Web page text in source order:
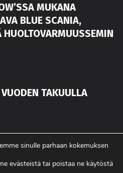
MUKANA
BLUE SCANIA,
HUOLTOVARMUUSSEMIN
TAKUULLA
sinulle parhaan kokemuksen
evästeistä tai poistaa ne käytöstä